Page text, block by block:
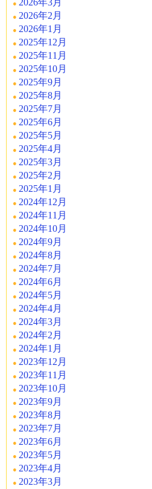
2026年3月
2026年2月
2026年1月
2025年12月
2025年11月
2025年10月
2025年9月
2025年8月
2025年7月
2025年6月
2025年5月
2025年4月
2025年3月
2025年2月
2025年1月
2024年12月
2024年11月
2024年10月
2024年9月
2024年8月
2024年7月
2024年6月
2024年5月
2024年4月
2024年3月
2024年2月
2024年1月
2023年12月
2023年11月
2023年10月
2023年9月
2023年8月
2023年7月
2023年6月
2023年5月
2023年4月
2023年3月